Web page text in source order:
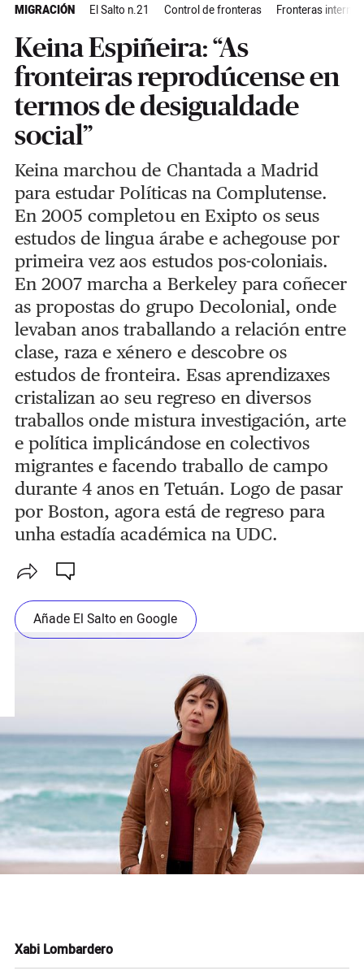
MIGRACIÓN El Salto n.21 Control de fronteras Fronteras internas
Keina Espiñeira: “As
fronteiras reprodúcense en
termos de desigualdade
social”
Keina marchou de Chantada a Madrid
para estudar Políticas na Complutense.
En 2005 completou en Exipto os seus
estudos de lingua árabe e achegouse por
primeira vez aos estudos pos-coloniais.
En 2007 marcha a Berkeley para coñecer
as propostas do grupo Decolonial, onde
levaban anos traballando a relación entre
clase, raza e xénero e descobre os
estudos de fronteira. Esas aprendizaxes
cristalizan ao seu regreso en diversos
traballos onde mistura investigación, arte
e política implicándose en colectivos
migrantes e facendo traballo de campo
durante 4 anos en Tetuán. Logo de pasar
por Boston, agora está de regreso para
unha estadía académica na UDC.
Añade El Salto en Google
Xabi Lombardero